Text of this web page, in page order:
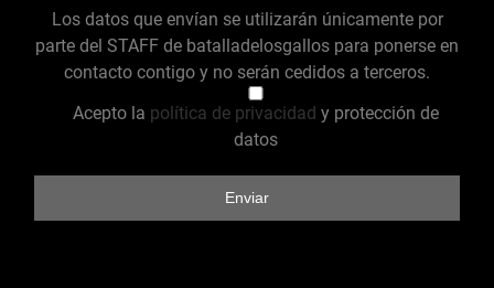
Los datos que envían se utilizarán únicamente por
parte del STAFF de batalladelosgallos para ponerse en
contacto contigo y no serán cedidos a terceros.
Acepto la política de privacidad y protección de
datos